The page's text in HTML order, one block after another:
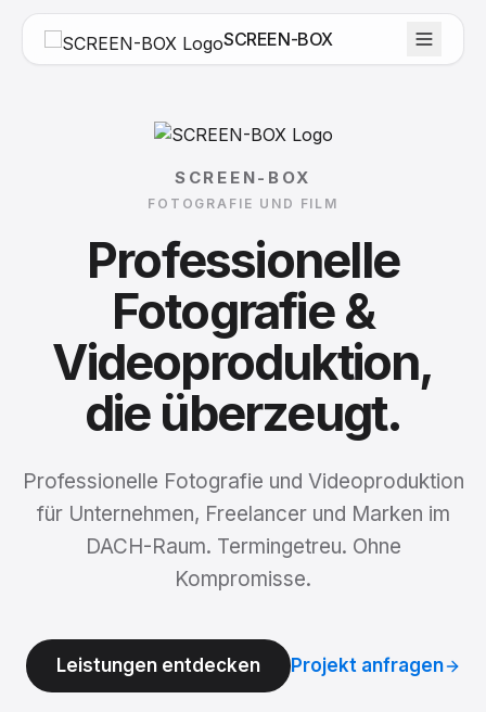
SCREEN-BOX
SCREEN-BOX
FOTOGRAFIE UND FILM
Professionelle
Fotografie &
Videoproduktion,
die überzeugt.
Professionelle Fotografie und Videoproduktion
für Unternehmen, Freelancer und Marken im
DACH-Raum. Termingetreu. Ohne
Kompromisse.
Leistungen entdecken Projekt anfragen